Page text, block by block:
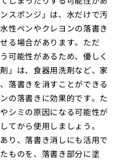
スポンジ」は、水だけで汚
性ペンやクレヨンの落書き
る場合があります。ただ
可能性があるため、優しく
」は、食器用洗剤など、家
落書きを消すことができる
の落書きに効果的です。た
シミの原因になる可能性が
てから使用しましょう。
り、落書き消しにも活用で
ものを、落書き部分に塗